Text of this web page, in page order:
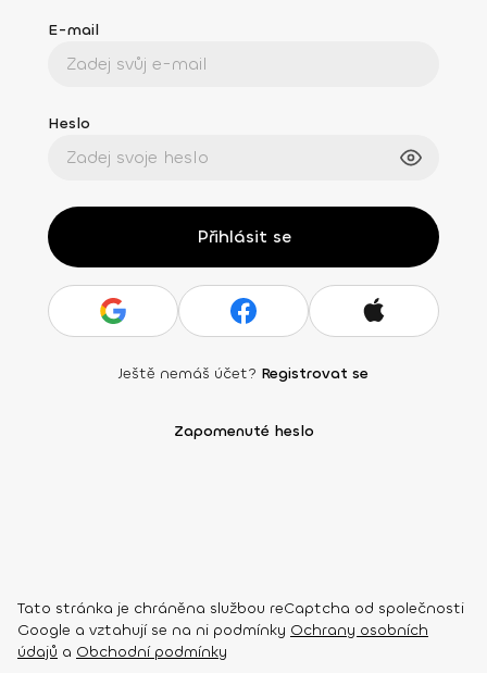
E-mail
Heslo
Přihlásit se
Ještě nemáš účet? Registrovat se
Zapomenuté heslo
Tato stránka je chráněna službou reCaptcha od společnosti
Google a vztahují se na ni podmínky Ochrany osobních
údajů a Obchodní podmínky